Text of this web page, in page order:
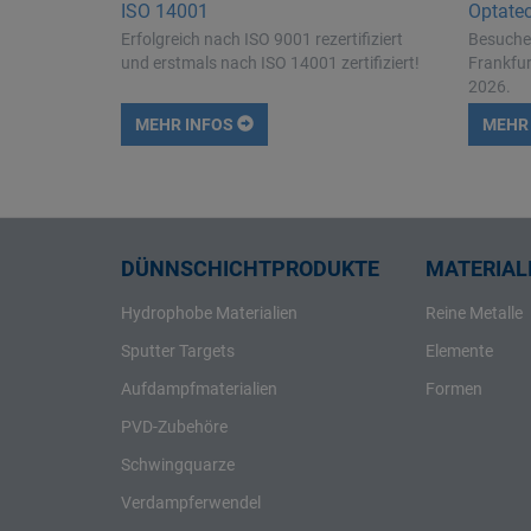
Rhenium
Rhodium
Ruthenium
Selen
Silber
Terbium
Thallium
ISO 14001
Erfolgreich nach ISO 9001 rezertifiziert
und erstmals nach ISO 14001 zertifiziert!
MEHR INFOS
2026.
DÜNNSCHICHTPRODUKTE
Hydrophobe Materialien
Sputter Targets
Aufdampfmaterialien
PVD-Zubehöre
Schwingquarze
Verdampferwendel
Reine Metalle
Elemente
Formen